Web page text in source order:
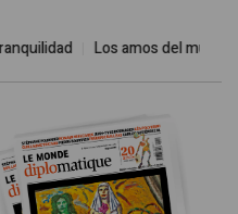
Los amos del mundo